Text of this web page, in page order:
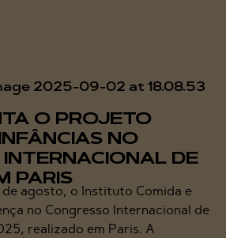
O PROJETO
NO
INTERNACIONAL DE
PARIS
agosto, o Instituto Comida e
no Congresso Internacional de
realizado em Paris. A